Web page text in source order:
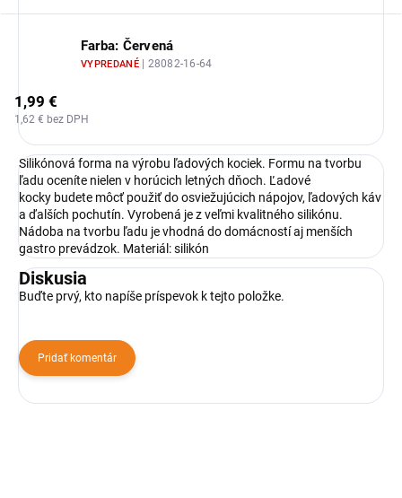
Farba: Červená
VYPREDANÉ | 28082-16-64
1,99 €
1,62 € bez DPH
Silikónová forma na výrobu ľadových kociek. Formu na tvorbu
ľadu oceníte nielen v horúcich letných dňoch. Ľadové
kocky budete môcť použiť do osviežujúcich nápojov, ľadových káv
a ďalších pochutín. Vyrobená je z veľmi kvalitného silikónu.
Nádoba na tvorbu ľadu je vhodná do domácností aj menších
gastro prevádzok. Materiál: silikón
Diskusia
Buďte prvý, kto napíše príspevok k tejto položke.
Pridať komentár